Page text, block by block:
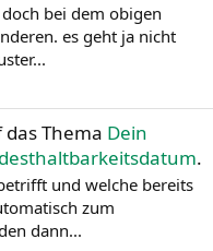
bei dem obigen
es geht ja nicht
Thema Dein
.
und welche bereits
zum
dann...